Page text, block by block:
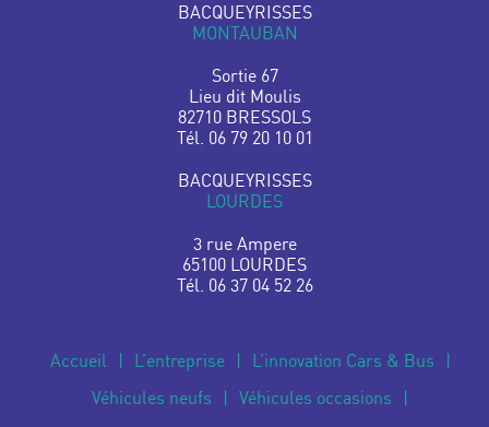
BACQUEYRISSES
MONTAUBAN
Sortie 67
Lieu dit Moulis
82710 BRESSOLS
Tél. 06 79 20 10 01
BACQUEYRISSES
LOURDES
3 rue Ampere
65100 LOURDES
Tél. 06 37 04 52 26
Accueil L’entreprise
L’innovation Cars & Bus
Véhicules neufs
Véhicules occasions